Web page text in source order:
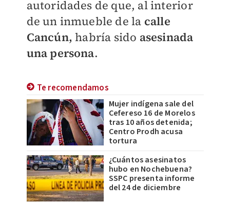
autoridades de que, al interior
de un inmueble de la calle
Cancún, habría sido asesinada
una persona.
Te recomendamos
Mujer indígena sale del
Cefereso 16 de Morelos
tras 10 años detenida;
Centro Prodh acusa
tortura
¿Cuántos asesinatos
hubo en Nochebuena?
SSPC presenta informe
del 24 de diciembre